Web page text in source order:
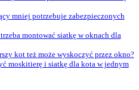
mniej potrzebuje zabezpieczonych
montować siatkę w oknach dla
kot też może wyskoczyć przez okno?
moskitierę i siatkę dla kota w jednym